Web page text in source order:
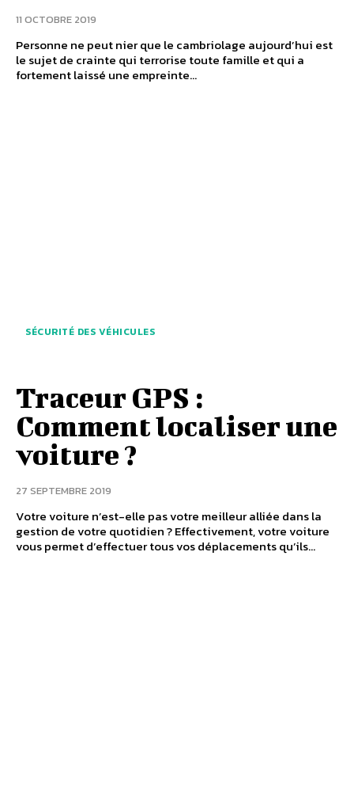
11 OCTOBRE 2019
Personne ne peut nier que le cambriolage aujourd’hui est
le sujet de crainte qui terrorise toute famille et qui a
fortement laissé une empreinte...
SÉCURITÉ DES VÉHICULES
Traceur GPS :
Comment localiser une
voiture ?
27 SEPTEMBRE 2019
Votre voiture n’est-elle pas votre meilleur alliée dans la
gestion de votre quotidien ? Effectivement, votre voiture
vous permet d’effectuer tous vos déplacements qu’ils...